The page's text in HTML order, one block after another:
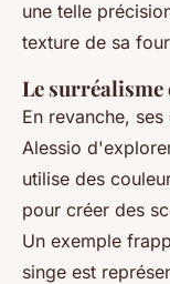
une telle
texture de sa
Le surréalisme
En revanche,
Alessio
utilise des
pour créer des
Un exemple
singe est